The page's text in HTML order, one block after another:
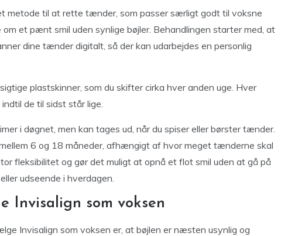
metode til at rette tænder, som passer særligt godt til voksne
et pænt smil uden synlige bøjler. Behandlingen starter med, at
dine tænder digitalt, så der kan udarbejdes en personlig
plastskinner, som du skifter cirka hver anden uge. Hver
de til sidst står lige.
i døgnet, men kan tages ud, når du spiser eller børster tænder.
6 og 18 måneder, afhængigt af hvor meget tænderne skal
fleksibilitet og gør det muligt at opnå et flot smil uden at gå på
udseende i hverdagen.
Invisalign som voksen
Invisalign som voksen er, at bøjlen er næsten usynlig og